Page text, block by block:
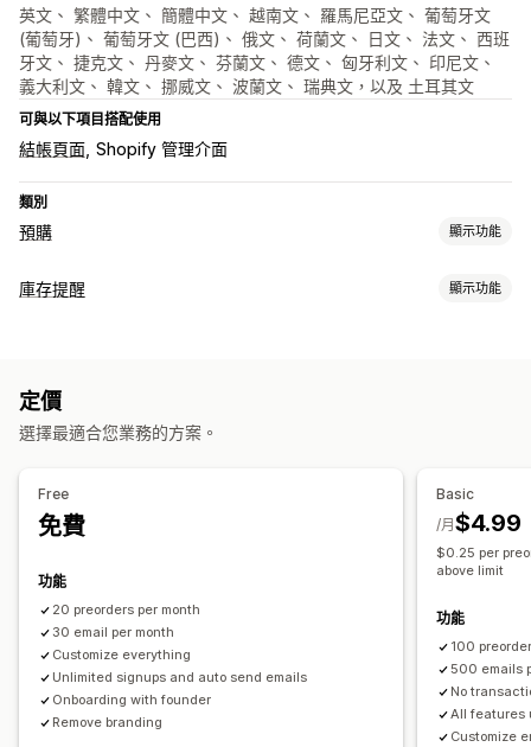
英文、 繁體中文、 簡體中文、 越南文、 羅馬尼亞文、 葡萄牙文
(葡萄牙)、 葡萄牙文 (巴西)、 俄文、 荷蘭文、 日文、 法文、 西班
牙文、 捷克文、 丹麥文、 芬蘭文、 德文、 匈牙利文、 印尼文、
義大利文、 韓文、 挪威文、 波蘭文、 瑞典文，以及 土耳其文
可與以下項目搭配使用
結帳頁面 Shopify 管理介面
類別
預購 顯示功能
訂單類型
按鈕
訂單限制 可用日期 子類
訂金 部分付款 付款提醒 折扣
混合式購物車
庫存提醒 顯示功能
電子郵件
分析與報告
定價
選擇最適合您業務的方案。
Free
免費
功能
20 preorders per month
30 email per month
Customize everything
Unlimited signups and auto send emails
Onboarding with founder
Remove branding
Basic
$4.99
/月
$0.25 per
above limit
功能
100
500 emails
No
All features
Customize